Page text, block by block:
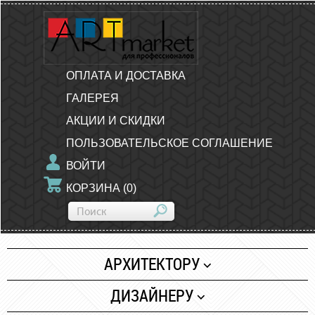
ОПЛАТА И ДОСТАВКА
ГАЛЕРЕЯ
АКЦИИ И СКИДКИ
ПОЛЬЗОВАТЕЛЬСКОЕ СОГЛАШЕНИЕ
ВОЙТИ
КОРЗИНА (0)
АРХИТЕКТОРУ
Бумага
ДИЗАЙНЕРУ